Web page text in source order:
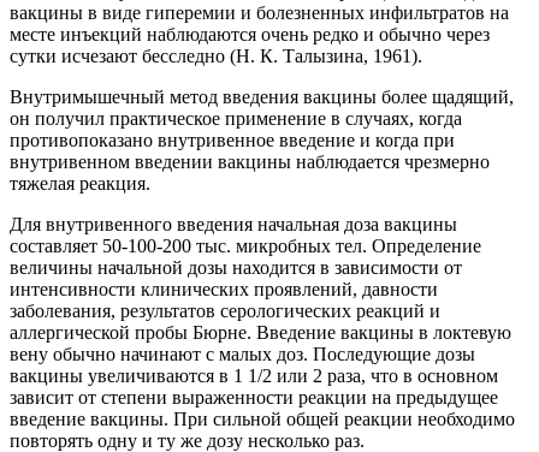
вакцины в виде гиперемии и болезненных инфильтратов на
месте инъекций наблюдаются очень редко и обычно через
сутки исчезают бесследно (Н. К. Талызина, 1961).
Внутримышечный метод введения вакцины более щадящий,
он получил практическое применение в случаях, когда
противопоказано внутривенное введение и когда при
внутривенном введении вакцины наблюдается чрезмерно
тяжелая реакция.
Для внутривенного введения начальная доза вакцины
составляет 50-100-200 тыс. микробных тел. Определение
величины начальной дозы находится в зависимости от
интенсивности клинических проявлений, давности
заболевания, результатов серологических реакций и
аллергической пробы Бюрне. Введение вакцины в локтевую
вену обычно начинают с малых доз. Последующие дозы
вакцины увеличиваются в 1 1/2 или 2 раза, что в основном
зависит от степени выраженности реакции на предыдущее
введение вакцины. При сильной общей реакции необходимо
повторять одну и ту же дозу несколько раз.